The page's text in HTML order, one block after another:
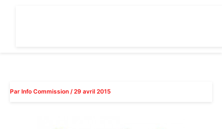
Par Info Commission /29 avril 2015